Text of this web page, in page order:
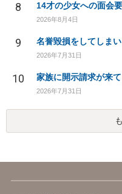
8 14才の少女への面会
2026年8月4日
9 名誉毀損をしてしま
2026年7月31日
10 家族に開示請求が来
2026年7月31日